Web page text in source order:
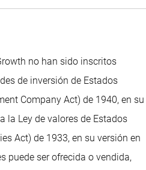
no han sido inscritos
de inversión de Estados
Company Act) de 1940, en su
la Ley de valores de Estados
Act) de 1933, en su versión en
puede ser ofrecida o vendida,